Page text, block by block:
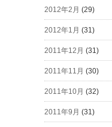
2012年2月 (29)
2012年1月 (31)
2011年12月 (31)
2011年11月 (30)
2011年10月 (32)
2011年9月 (31)